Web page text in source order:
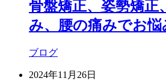
骨盤矯正、姿勢矯正
み、腰の痛みでお悩
ブログ
2024年11月26日